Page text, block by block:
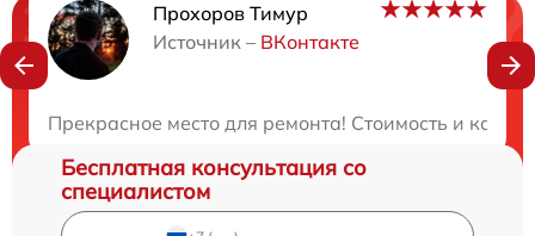
Прохоров Тимур
Источник – ВКонтакте
Прекрасное место для ремонта! Стоимость и
Нужна консультация?
Бесплатная консультация со
специалистом